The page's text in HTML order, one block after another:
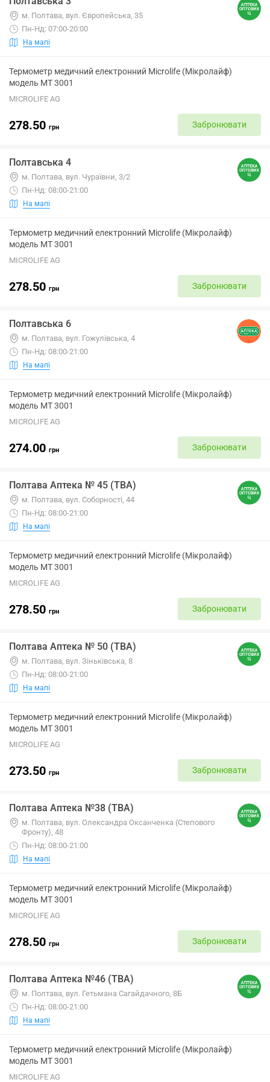
м. Полтава, вул. Європейська, 35
Пн-Нд: 07:00-20:00
На мапі
Термометр медичний електронний Microlife (Мікролайф)
модель МТ 3001
MICROLIFE AG
278.50 грн Забронювати
Полтавська 4
м. Полтава, вул. Чураївни, 3/2
Пн-Нд: 08:00-21:00
На мапі
Термометр медичний електронний Microlife (Мікролайф)
модель МТ 3001
MICROLIFE AG
278.50 грн Забронювати
Полтавська 6
м. Полтава, вул. Гожулівська, 4
Пн-Нд: 08:00-21:00
На мапі
Термометр медичний електронний Microlife (Мікролайф)
модель МТ 3001
MICROLIFE AG
274.00 грн Забронювати
Полтава Аптека № 45 (ТВА)
м. Полтава, вул. Соборності, 44
Пн-Нд: 08:00-21:00
На мапі
Термометр медичний електронний Microlife (Мікролайф)
модель МТ 3001
MICROLIFE AG
278.50 грн Забронювати
Полтава Аптека № 50 (ТВА)
м. Полтава, вул. Зіньківська, 8
Пн-Нд: 08:00-21:00
На мапі
Термометр медичний електронний Microlife (Мікролайф)
модель МТ 3001
MICROLIFE AG
273.50 грн Забронювати
Полтава Аптека №38 (ТВА)
м. Полтава, вул. Олександра Оксанченка (Степового
Фронту), 48
Пн-Нд: 08:00-21:00
На мапі
Термометр медичний електронний Microlife (Мікролайф)
модель МТ 3001
MICROLIFE AG
278.50 грн Забронювати
Полтава Аптека №46 (ТВА)
м. Полтава, вул. Гетьмана Сагайдачного, 8Б
Пн-Нд: 08:00-21:00
На мапі
Термометр медичний електронний Microlife (Мікролайф)
модель МТ 3001
MICROLIFE AG